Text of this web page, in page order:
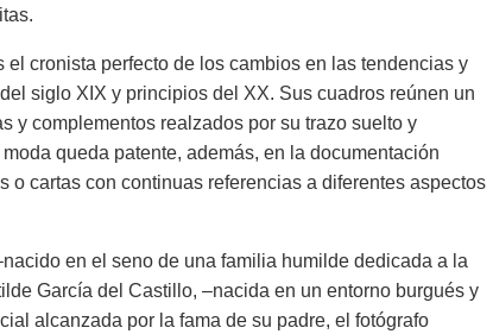
cronista perfecto de los cambios en las tendencias y
siglo XIX y principios del XX. Sus cuadros reúnen un
y complementos realzados por su trazo suelto y
queda patente, además, en la documentación
o cartas con continuas referencias a diferentes aspectos
en el seno de una familia humilde dedicada a la
García del Castillo, –nacida en un entorno burgués y
alcanzada por la fama de su padre, el fotógrafo